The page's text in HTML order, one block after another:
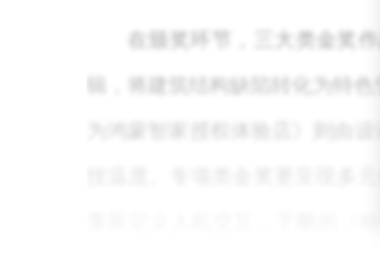
在颁奖环节，三大类金奖
辑，将建筑结构缺陷转化为特
为鸿蒙智家授权体验店》则由
重新定义人机交互，于鹏的《